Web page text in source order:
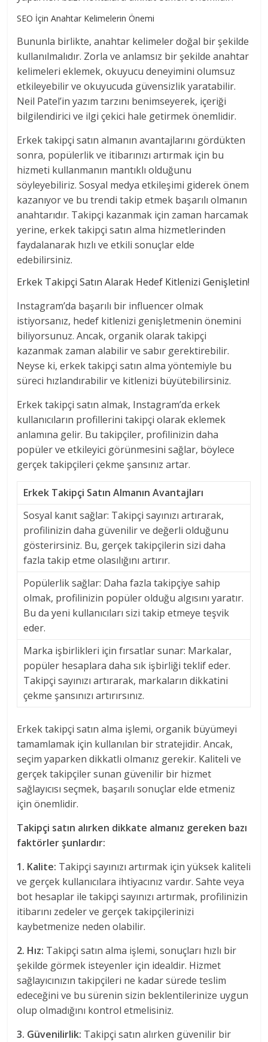
SEO İçin Anahtar Kelimelerin Önemi
Bununla birlikte, anahtar kelimeler doğal bir şekilde
kullanılmalıdır. Zorla ve anlamsız bir şekilde anahtar
kelimeleri eklemek, okuyucu deneyimini olumsuz
etkileyebilir ve okuyucuda güvensizlik yaratabilir.
Neil Patel’in yazım tarzını benimseyerek, içeriği
bilgilendirici ve ilgi çekici hale getirmek önemlidir.
Erkek takipçi satın almanın avantajlarını gördükten
sonra, popülerlik ve itibarınızı artırmak için bu
hizmeti kullanmanın mantıklı olduğunu
söyleyebiliriz. Sosyal medya etkileşimi giderek önem
kazanıyor ve bu trendi takip etmek başarılı olmanın
anahtarıdır. Takipçi kazanmak için zaman harcamak
yerine, erkek takipçi satın alma hizmetlerinden
faydalanarak hızlı ve etkili sonuçlar elde
edebilirsiniz.
Erkek Takipçi Satın Alarak Hedef Kitlenizi Genişletin!
Instagram’da başarılı bir influencer olmak
istiyorsanız, hedef kitlenizi genişletmenin önemini
biliyorsunuz. Ancak, organik olarak takipçi
kazanmak zaman alabilir ve sabır gerektirebilir.
Neyse ki, erkek takipçi satın alma yöntemiyle bu
süreci hızlandırabilir ve kitlenizi büyütebilirsiniz.
Erkek takipçi satın almak, Instagram’da erkek
kullanıcıların profillerini takipçi olarak eklemek
anlamına gelir. Bu takipçiler, profilinizin daha
popüler ve etkileyici görünmesini sağlar, böylece
gerçek takipçileri çekme şansınız artar.
Erkek Takipçi Satın Almanın Avantajları
Sosyal kanıt sağlar: Takipçi sayınızı artırarak,
profilinizin daha güvenilir ve değerli olduğunu
gösterirsiniz. Bu, gerçek takipçilerin sizi daha
fazla takip etme olasılığını artırır.
Popülerlik sağlar: Daha fazla takipçiye sahip
olmak, profilinizin popüler olduğu algısını yaratır.
Bu da yeni kullanıcıları sizi takip etmeye teşvik
eder.
Marka işbirlikleri için fırsatlar sunar: Markalar,
popüler hesaplara daha sık işbirliği teklif eder.
Takipçi sayınızı artırarak, markaların dikkatini
çekme şansınızı artırırsınız.
Erkek takipçi satın alma işlemi, organik büyümeyi
tamamlamak için kullanılan bir stratejidir. Ancak,
seçim yaparken dikkatli olmanız gerekir. Kaliteli ve
gerçek takipçiler sunan güvenilir bir hizmet
sağlayıcısı seçmek, başarılı sonuçlar elde etmeniz
için önemlidir.
Takipçi satın alırken dikkate almanız gereken bazı
faktörler şunlardır:
1. Kalite: Takipçi sayınızı artırmak için yüksek kaliteli
ve gerçek kullanıcılara ihtiyacınız vardır. Sahte veya
bot hesaplar ile takipçi sayınızı artırmak, profilinizin
itibarını zedeler ve gerçek takipçilerinizi
kaybetmenize neden olabilir.
2. Hız: Takipçi satın alma işlemi, sonuçları hızlı bir
şekilde görmek isteyenler için idealdir. Hizmet
sağlayıcınızın takipçileri ne kadar sürede teslim
edeceğini ve bu sürenin sizin beklentilerinize uygun
olup olmadığını kontrol etmelisiniz.
3. Güvenilirlik: Takipçi satın alırken güvenilir bir